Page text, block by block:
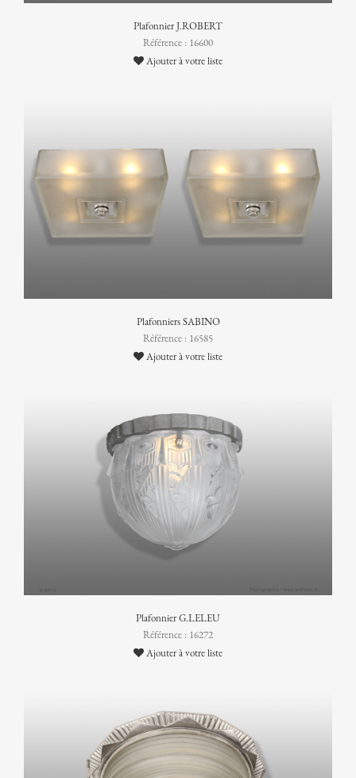
Plafonnier J.ROBERT
Référence : 16600
Ajouter à votre liste
Plafonniers SABINO
Référence : 16585
Ajouter à votre liste
Plafonnier G.LELEU
Référence : 16272
Ajouter à votre liste